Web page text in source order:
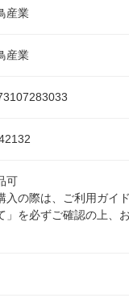
産業
産業
可
入の際は、ご利用ガイ
」を必ずご確認の上、